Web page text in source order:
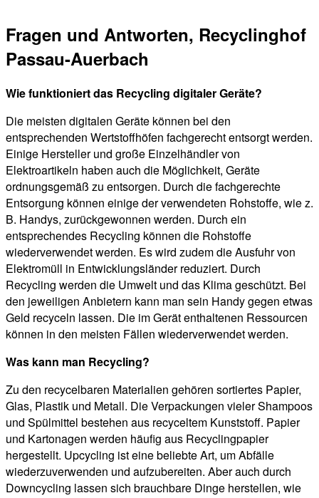
Fragen und Antworten, Recyclinghof
Passau-Auerbach
Wie funktioniert das Recycling digitaler Geräte?
Die meisten digitalen Geräte können bei den
entsprechenden Wertstoffhöfen fachgerecht entsorgt werden.
Einige Hersteller und große Einzelhändler von
Elektroartikeln haben auch die Möglichkeit, Geräte
ordnungsgemäß zu entsorgen. Durch die fachgerechte
Entsorgung können einige der verwendeten Rohstoffe, wie z.
B. Handys, zurückgewonnen werden. Durch ein
entsprechendes Recycling können die Rohstoffe
wiederverwendet werden. Es wird zudem die Ausfuhr von
Elektromüll in Entwicklungsländer reduziert. Durch
Recycling werden die Umwelt und das Klima geschützt. Bei
den jeweiligen Anbietern kann man sein Handy gegen etwas
Geld recyceln lassen. Die im Gerät enthaltenen Ressourcen
können in den meisten Fällen wiederverwendet werden.
Was kann man Recycling?
Zu den recycelbaren Materialien gehören sortiertes Papier,
Glas, Plastik und Metall. Die Verpackungen vieler Shampoos
und Spülmittel bestehen aus recyceltem Kunststoff. Papier
und Kartonagen werden häufig aus Recyclingpapier
hergestellt. Upcycling ist eine beliebte Art, um Abfälle
wiederzuverwenden und aufzubereiten. Aber auch durch
Downcycling lassen sich brauchbare Dinge herstellen, wie